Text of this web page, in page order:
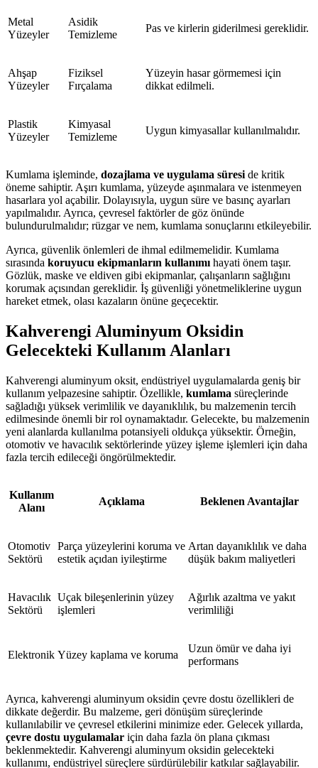
Metal
Yüzeyler
Asidik
Temizleme
Pas ve kirlerin giderilmesi gereklidir.
Ahşap
Yüzeyler
Fiziksel
Fırçalama
Yüzeyin hasar görmemesi için
dikkat edilmeli.
Plastik
Yüzeyler
Kimyasal
Temizleme
Uygun kimyasallar kullanılmalıdır.
Kumlama işleminde, dozajlama ve uygulama süresi de kritik
öneme sahiptir. Aşırı kumlama, yüzeyde aşınmalara ve istenmeyen
hasarlara yol açabilir. Dolayısıyla, uygun süre ve basınç ayarları
yapılmalıdır. Ayrıca, çevresel faktörler de göz önünde
bulundurulmalıdır; rüzgar ve nem, kumlama sonuçlarını etkileyebilir.
Ayrıca, güvenlik önlemleri de ihmal edilmemelidir. Kumlama
sırasında koruyucu ekipmanların kullanımı hayati önem taşır.
Gözlük, maske ve eldiven gibi ekipmanlar, çalışanların sağlığını
korumak açısından gereklidir. İş güvenliği yönetmeliklerine uygun
hareket etmek, olası kazaların önüne geçecektir.
Kahverengi Aluminyum Oksidin
Gelecekteki Kullanım Alanları
Kahverengi aluminyum oksit, endüstriyel uygulamalarda geniş bir
kullanım yelpazesine sahiptir. Özellikle, kumlama süreçlerinde
sağladığı yüksek verimlilik ve dayanıklılık, bu malzemenin tercih
edilmesinde önemli bir rol oynamaktadır. Gelecekte, bu malzemenin
yeni alanlarda kullanılma potansiyeli oldukça yüksektir. Örneğin,
otomotiv ve havacılık sektörlerinde yüzey işleme işlemleri için daha
fazla tercih edileceği öngörülmektedir.
Kullanım
Alanı
Açıklama Beklenen Avantajlar
Otomotiv
Sektörü
Parça yüzeylerini koruma ve
estetik açıdan iyileştirme
Artan dayanıklılık ve daha
düşük bakım maliyetleri
Havacılık
Sektörü
Uçak bileşenlerinin yüzey
işlemleri
Ağırlık azaltma ve yakıt
verimliliği
Elektronik Yüzey kaplama ve koruma
Uzun ömür ve daha iyi
performans
Ayrıca, kahverengi aluminyum oksidin çevre dostu özellikleri de
dikkate değerdir. Bu malzeme, geri dönüşüm süreçlerinde
kullanılabilir ve çevresel etkilerini minimize eder. Gelecek yıllarda,
çevre dostu uygulamalar için daha fazla ön plana çıkması
beklenmektedir. Kahverengi aluminyum oksidin gelecekteki
kullanımı, endüstriyel süreçlere sürdürülebilir katkılar sağlayabilir.